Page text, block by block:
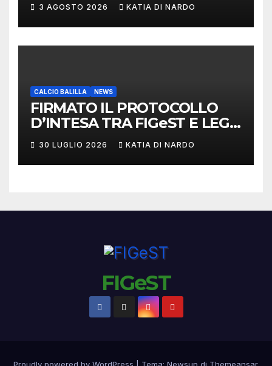
3 AGOSTO 2026 KATIA DI NARDO
CALCIO BALILLA NEWS
FIRMATO IL PROTOCOLLO
D’INTESA TRA FIGeST E LEGA
NAZIONALE DILETTANTI
30 LUGLIO 2026 KATIA DI NARDO
FIGeST